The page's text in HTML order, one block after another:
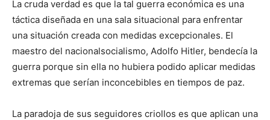
La cruda verdad es que la tal guerra económica es una
táctica diseñada en una sala situacional para enfrentar
una situación creada con medidas excepcionales. El
maestro del nacionalsocialismo, Adolfo Hitler, bendecía la
guerra porque sin ella no hubiera podido aplicar medidas
extremas que serían inconcebibles en tiempos de paz.
La paradoja de sus seguidores criollos es que aplican una